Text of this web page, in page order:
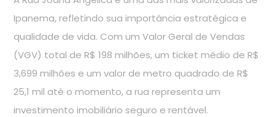
Ipanema, refletindo sua importância estratégica e
qualidade de vida. Com um Valor Geral de Vendas
(VGV) total de R$ 198 milhões, um ticket médio de R$
3,699 milhões e um valor de metro quadrado de R$
25,1 mil até o momento, a rua representa um
investimento imobiliário seguro e rentável.